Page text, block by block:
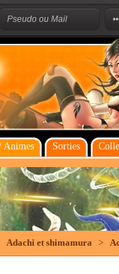
Animes Sorties
Adachi et shimamura >